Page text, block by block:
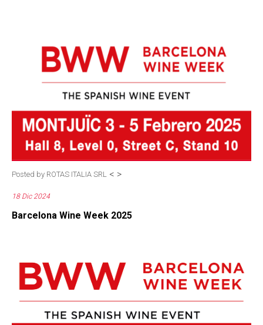
<
Posted by ROTAS ITALIA SRL >
18 Dic 2024
Barcelona Wine Week 2025